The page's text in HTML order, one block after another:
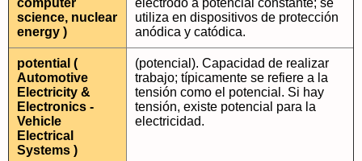
computer
science, nuclear
energy )
electrodo a potencial constante; se
utiliza en dispositivos de protección
anódica y catódica.
potential (
Automotive
Electricity &
Electronics -
Vehicle
Electrical
Systems )
(potencial). Capacidad de realizar
trabajo; típicamente se refiere a la
tensión como el potencial. Si hay
tensión, existe potencial para la
electricidad.